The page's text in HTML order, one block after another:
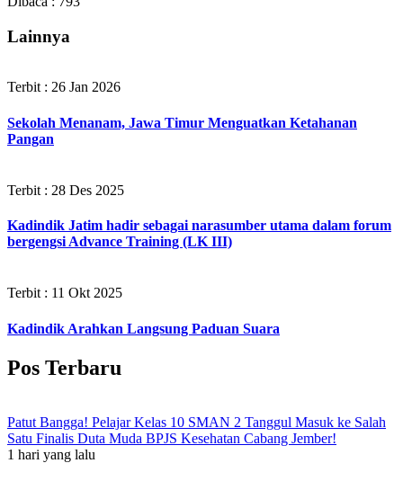
Lainnya
Terbit : 26 Jan 2026
Sekolah Menanam, Jawa Timur Menguatkan Ketahanan
Pangan
Terbit : 28 Des 2025
Kadindik Jatim hadir sebagai narasumber utama dalam forum
bergengsi Advance Training (LK III)
Terbit : 11 Okt 2025
Kadindik Arahkan Langsung Paduan Suara
Pos Terbaru
Patut Bangga! Pelajar Kelas 10 SMAN 2 Tanggul Masuk ke Salah
Satu Finalis Duta Muda BPJS Kesehatan Cabang Jember!
1 hari yang lalu